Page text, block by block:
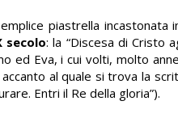
piastrella
secolo: la “Discesa di Cristo
ed Eva, i cui volti, molto
al quale si trova la
Entri il Re della gloria”).